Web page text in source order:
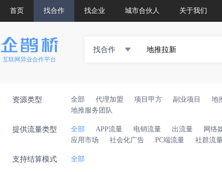
首页 找合作 找企业 城市合伙人 关于我们
互联网异业合作平台
找合作
资源类型 全部 代理加盟 项目甲方 副业项目
地
地推服务团队
提供流量类型 全部 APP流量 电销流量 出流量
网络
应用市场
社会化广告 PC端流量 社群流
支持结算模式 全部